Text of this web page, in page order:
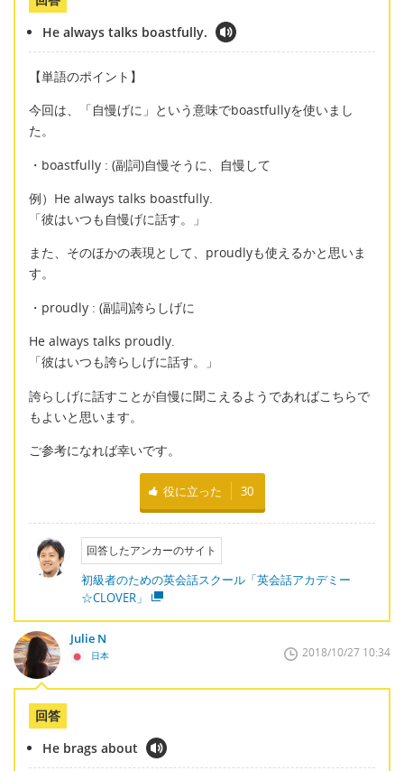
He always talks boastfully.
【単語のポイント】
今回は、「自慢げに」という意味でboastfullyを使いまし
た。
・boastfully : (副詞)自慢そうに、自慢して
例）He always talks boastfully.
「彼はいつも自慢げに話す。」
また、そのほかの表現として、proudlyも使えるかと思いま
す。
・proudly : (副詞)誇らしげに
He always talks proudly.
「彼はいつも誇らしげに話す。」
誇らしげに話すことが自慢に聞こえるようであればこちらで
もよいと思います。
ご参考になれば幸いです。
役に立った 30
回答したアンカーのサイト
初級者のための英会話スクール「英会話アカデミー
☆CLOVER」
Julie N
日本 2018/10/27 10:34
回答
He brags about